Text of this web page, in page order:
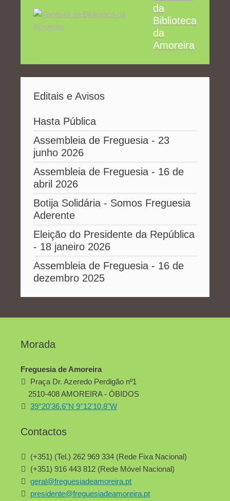
da
Biblioteca
da
Amoreira
Editais e Avisos
Hasta Pública
Assembleia de Freguesia - 23
junho 2026
Assembleia de Freguesia - 16 de
abril 2026
Botija Solidária - Somos Freguesia
Aderente
Eleição do Presidente da República
- 18 janeiro 2026
Assembleia de Freguesia - 16 de
dezembro 2025
Morada
Freguesia de Amoreira
Praça Dr. Azeredo Perdigão nº1
2510-408 AMOREIRA - ÓBIDOS
39°20'36.6"N 9°12'10.8"W
Contactos
(+351) (Tel.) 262 969 334 (Rede Fixa Nacional)
(+351) 916 443 812 (Rede Móvel Nacional)
geral@freguesiadeamoreira.pt
presidente@freguesiadeamoreira.pt